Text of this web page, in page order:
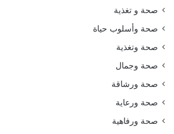
صحة و تغذية
صحة وأسلوب حياة
صحة وتغذية
صحة وجمال
صحة ورشاقة
صحة ورعاية
صحة ورفاهية